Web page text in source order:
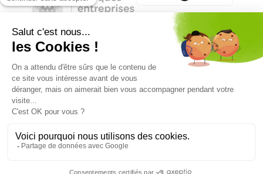
Qualité des campagnes en
marketing digital :
4.7/5 étoiles sur107 clients
Référenceur France
Référenceur Belgique
Référenceur Luxembourg
Référenceur Suisse
FacebookLinkedin